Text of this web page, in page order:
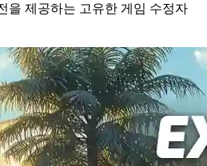
을 제공하는 고유한 게임 수정자